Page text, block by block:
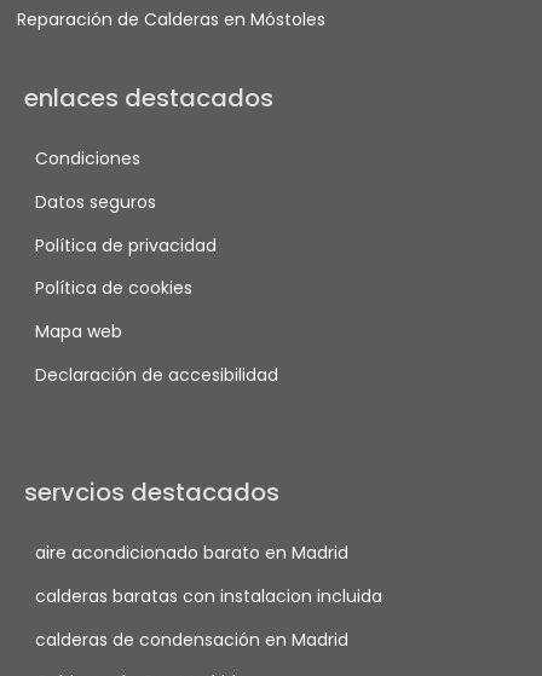
Reparación de Calderas en Móstoles
enlaces destacados
Condiciones
Datos seguros
Política de privacidad
Política de cookies
Mapa web
Declaración de accesibilidad
servcios destacados
aire acondicionado barato en Madrid
calderas baratas con instalacion incluida
calderas de condensación en Madrid